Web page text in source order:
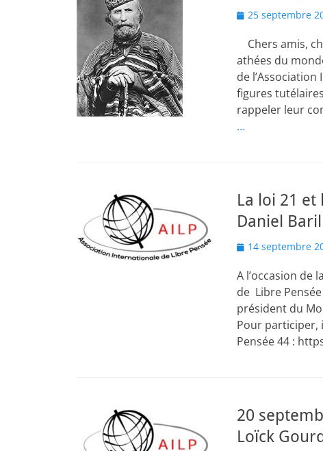
Posted
25 septembre
Chers amis,
athées du
de
figures
rappeler leur
…
La loi 21 et
Daniel
Posted
14 septembre
A l’occasion de
de Libre
président du
Pour participer,
Pensée 44 :
20
Loïck